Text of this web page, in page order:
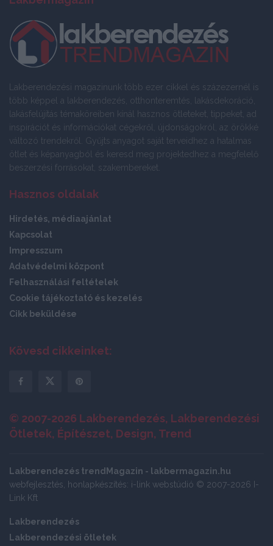
Lakberendezési magazinunk több ezer cikkel és százezernél is
több képpel a lakberendezés, otthonteremtés, lakásdekoráció,
lakásfelújítás témaköreiben kínál hasznos ötleteket, tippeket, ad
inspirációt és információkat cégekről, újdonságokról, az örökké
változó trendekről. Gyűjts anyagot saját terveidhez a hatalmas
ötlet és képanyagból és keresd meg projektedhez a megfelelő
beszerzési forrásokat, szakembereket.
Hasznos oldalak
Hirdetés, médiaajánlat
Kapcsolat
Impresszum
Adatvédelmi központ
Felhasználási feltételek
Cookie tájékoztató és kezelés
Cikk beküldése
Kövesd cikkeinket:
© 2007-2026 Lakberendezés, Lakberendezési
Ötletek, Építészet, Design, Trend
Lakberendezés trendMagazin - lakbermagazin.hu
webfejlesztés, honlapkészítés: i-link webstúdió © 2007-2026 I-
Link Kft
Lakberendezés
Lakberendezési ötletek